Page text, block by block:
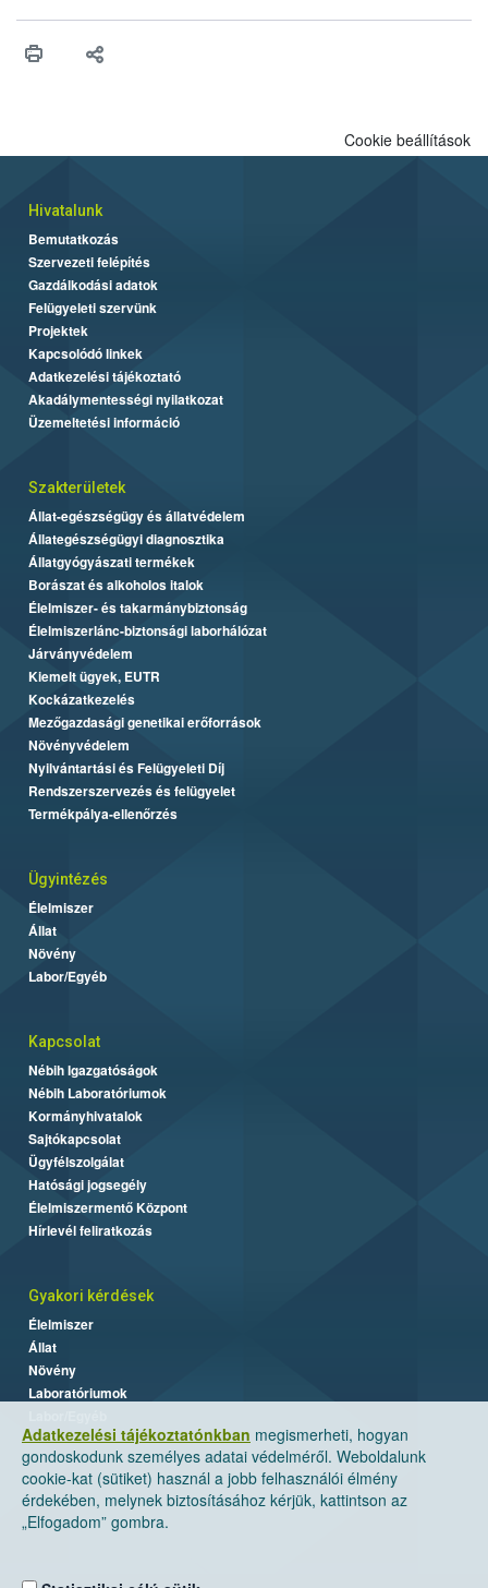
Adatkezelési tájékoztatónkban megismerheti, hogyan
gondoskodunk személyes adatai védelméről. Weboldalunk
cookie-kat (sütiket) használ a jobb felhasználói élmény
érdekében, melynek biztosításához kérjük, kattintson az
„Elfogadom” gombra.
Cookie beállítások
Hivatalunk
Bemutatkozás
Szervezeti felépítés
Gazdálkodási adatok
Felügyeleti szervünk
Projektek
Kapcsolódó linkek
Adatkezelési tájékoztató
Akadálymentességi nyilatkozat
Üzemeltetési információ
Szakterületek
Állat-egészségügy és állatvédelem
Állategészségügyi diagnosztika
Állatgyógyászati termékek
Borászat és alkoholos italok
Élelmiszer- és takarmánybiztonság
Élelmiszerlánc-biztonsági laborhálózat
Járványvédelem
Kiemelt ügyek, EUTR
Kockázatkezelés
Mezőgazdasági genetikai erőforrások
Növényvédelem
Nyilvántartási és Felügyeleti Díj
Rendszerszervezés és felügyelet
Termékpálya-ellenőrzés
Ügyintézés
Élelmiszer
Állat
Növény
Labor/Egyéb
Kapcsolat
Nébih Igazgatóságok
Nébih Laboratóriumok
Kormányhivatalok
Sajtókapcsolat
Ügyfélszolgálat
Hatósági jogsegély
Élelmiszermentő Központ
Hírlevél feliratkozás
Gyakori kérdések
Élelmiszer
Állat
Növény
Laboratóriumok